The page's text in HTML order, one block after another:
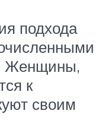
подхода
Женщины,
к
своим